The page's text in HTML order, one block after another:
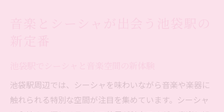
池袋駅周辺で楽器演奏とシーシャ体験を満
池袋駅周辺では、シーシャを味わいながら音楽や楽器に
触れられる特別な空間が注目を集めています。シーシャ